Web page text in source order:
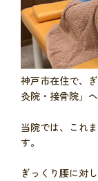
神戸市在住で、
灸院・接骨院」
当院では、これ
す。
ぎっくり腰に対